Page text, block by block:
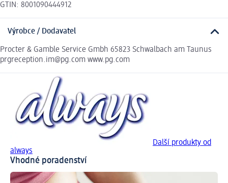
GTIN: 8001090444912
Výrobce / Dodavatel
Procter & Gamble Service Gmbh 65823 Schwalbach am Taunus
prgreception.im@pg.com www.pg.com
Další produkty od
always
Vhodné poradenství